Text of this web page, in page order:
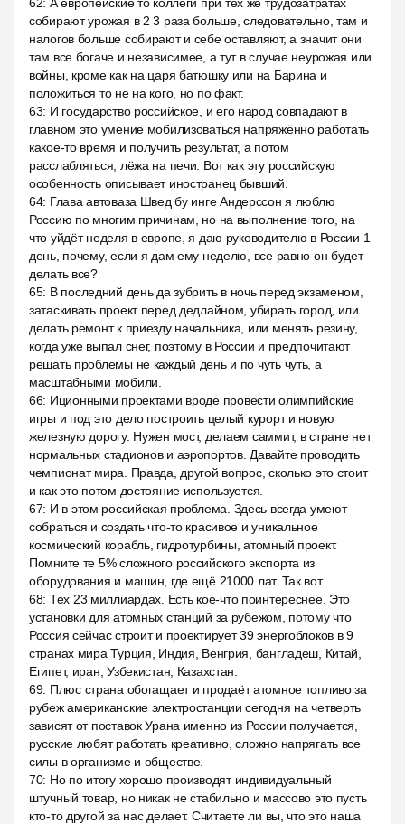
собирают урожая в 2 3 раза больше, следовательно, там и
налогов больше собирают и себе оставляют, а значит они
там все богаче и независимее, а тут в случае неурожая или
войны, кроме как на царя батюшку или на Барина и
положиться то не на кого, но по факт.
63: И государство российское, и его народ совпадают в
главном это умение мобилизоваться напряжённо работать
какое-то время и получить результат, а потом
расслабляться, лёжа на печи. Вот как эту российскую
особенность описывает иностранец бывший.
64: Глава автоваза Швед бу инге Андерссон я люблю
Россию по многим причинам, но на выполнение того, на
что уйдёт неделя в европе, я даю руководителю в России 1
день, почему, если я дам ему неделю, все равно он будет
делать все?
65: В последний день да зубрить в ночь перед экзаменом,
затаскивать проект перед дедлайном, убирать город, или
делать ремонт к приезду начальника, или менять резину,
когда уже выпал снег, поэтому в России и предпочитают
решать проблемы не каждый день и по чуть чуть, а
масштабными мобили.
66: Иционными проектами вроде провести олимпийские
игры и под это дело построить целый курорт и новую
железную дорогу. Нужен мост, делаем саммит, в стране нет
нормальных стадионов и аэропортов. Давайте проводить
чемпионат мира. Правда, другой вопрос, сколько это стоит
и как это потом достояние используется.
67: И в этом российская проблема. Здесь всегда умеют
собраться и создать что-то красивое и уникальное
космический корабль, гидротурбины, атомный проект.
Помните те 5% сложного российского экспорта из
оборудования и машин, где ещё 21000 лат. Так вот.
68: Тех 23 миллиардах. Есть кое-что поинтереснее. Это
установки для атомных станций за рубежом, потому что
Россия сейчас строит и проектирует 39 энергоблоков в 9
странах мира Турция, Индия, Венгрия, бангладеш, Китай,
Египет, иран, Узбекистан, Казахстан.
69: Плюс страна обогащает и продаёт атомное топливо за
рубеж американские электростанции сегодня на четверть
зависят от поставок Урана именно из России получается,
русские любят работать креативно, сложно напрягать все
силы в организме и обществе.
70: Но по итогу хорошо производят индивидуальный
штучный товар, но никак не стабильно и массово это пусть
кто-то другой за нас делает. Считаете ли вы, что это наша